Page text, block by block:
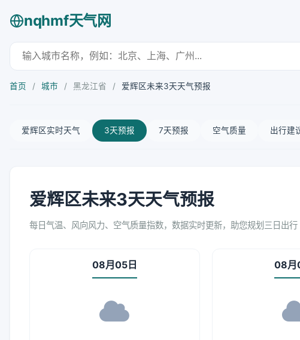
nqhmf天气网
首页 / 城市 / 黑龙江省 / 爱辉区未来3天天气预报
爱辉区实时天气 3天预报 7天预报 空气质量 出行建
爱辉区未来3天天气预报
每日气温、风向风力、空气质量指数，数据实时更新，助您规划三日出行
08月05日 08月